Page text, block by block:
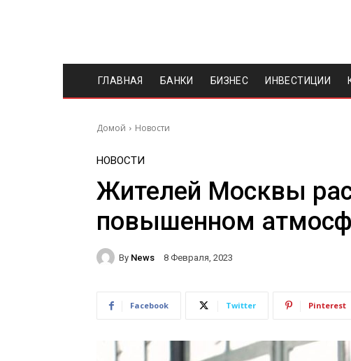
ГЛАВНАЯ БАНКИ БИЗНЕС ИНВЕСТИЦИИ
Домой Новости
НОВОСТИ
Жителей Москвы
повышенном
By News 8 Февраля, 2023
Facebook Twitter Pinterest